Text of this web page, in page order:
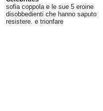
sofia coppola e le sue 5 eroine
disobbedienti che hanno saputo
resistere. e trionfare